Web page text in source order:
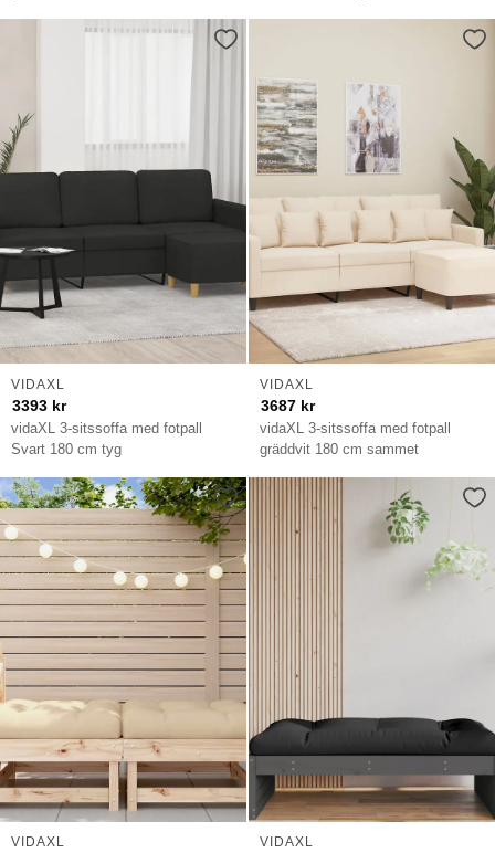
vidaXL 3-sitssoffa med fotpall
Svart 180 cm tyg
VIDAXL
3393 kr
vidaXL 3-sitssoffa med fotpall
gräddvit 180 cm sammet
VIDAXL
3687 kr
VIDAXL VIDAXL